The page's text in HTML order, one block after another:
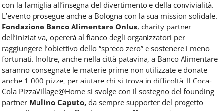
con la famiglia all’insegna del divertimento e della convivialità.
L’evento prosegue anche a Bologna con la sua mission solidale.
Fondazione Banco Alimentare Onlus, charity partner
dell’iniziativa, opererà al fianco degli organizzatori per
raggiungere l’obiettivo dello “spreco zero” e sostenere i meno
fortunati. Inoltre, anche nella città patavina, a Banco Alimentare
saranno consegnate le materie prime non utilizzate e donate
anche 1.000 pizze, per aiutare chi si trova in difficoltà. Il Coca-
Cola PizzaVillage@Home si svolge con il sostegno del founding
partner Mulino Caputo, da sempre supporter del progetto